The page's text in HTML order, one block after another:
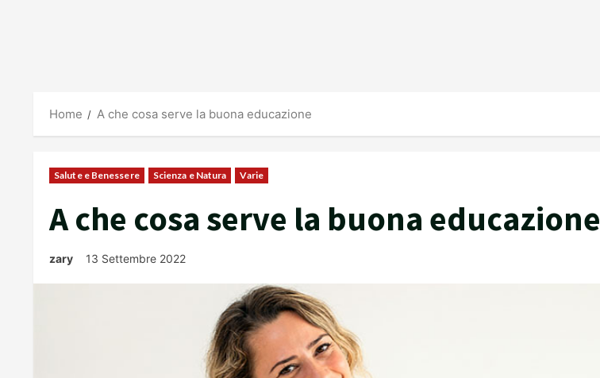
Home A che cosa serve la buona educazione
Salute e Benessere Scienza e Natura Varie
A che cosa serve la buona educazione
zary 13 Settembre 2022